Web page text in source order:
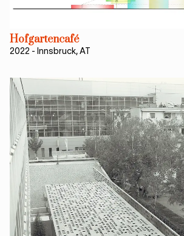
Hofgartencafé
2022 - Innsbruck, AT